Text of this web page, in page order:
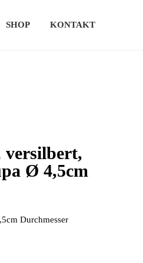
SHOP KONTAKT
versilbert,
Ø 4,5cm
Durchmesser